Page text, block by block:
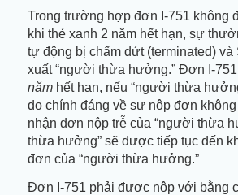
Trong trường hợp đơn I-751 không
khi thẻ xanh 2 năm hết hạn, sự
tự động bị chấm dứt (terminated)
xuất “người thừa hưởng.” Đơn I-
năm hết hạn, nếu “người thừa
do chính đáng về sự nộp đơn
nhận đơn nộp trễ của “người thừa
thừa hưởng” sẽ được tiếp tục đến
đơn của “người thừa hưởng.”
Đơn I-751 phải được nộp với bằng